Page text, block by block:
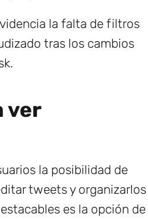
la falta de filtros
tras los cambios
ver
la posibilidad de
tweets y organizarlos
es la opción de